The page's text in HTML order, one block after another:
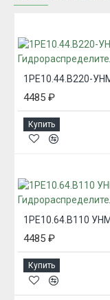
4485 ₽
Купить
4485 ₽
Купить